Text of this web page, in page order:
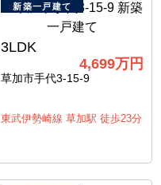
新築一戸建て
3LDK
4,699万円
草加市手代3-15-9
東武伊勢崎線 草加駅 徒歩23分